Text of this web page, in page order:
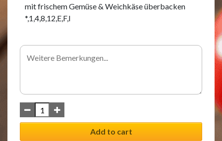
mit frischem Gemüse & Weichkäse überbacken
*,1,4,8,12,E,F,I
Add to cart